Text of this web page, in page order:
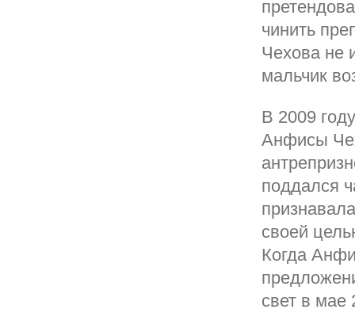
чинить
Чехова не
мальчик
В 2009
Анфисы
поддался
своей
Когда
свет в мае